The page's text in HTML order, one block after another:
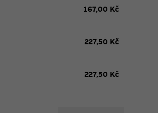
167,00 Kč
227,50 Kč
227,50 Kč